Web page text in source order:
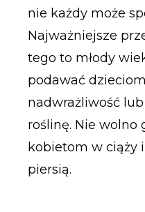
nie każdy może
Najważniejsze
tego to młody
podawać
nadwrażliwość
roślinę. Nie wolno
kobietom w ciąży
piersią.